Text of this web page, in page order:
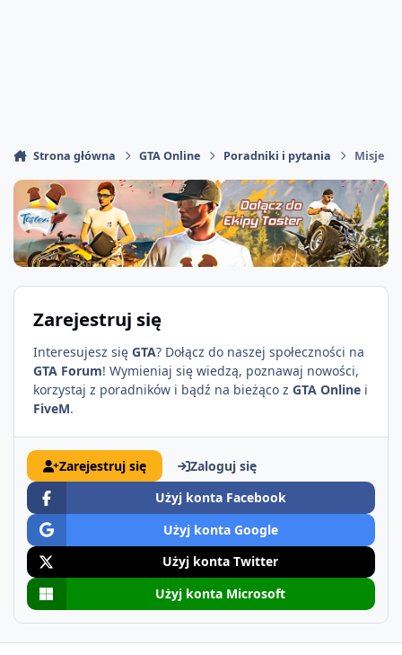
Strona główna GTA Online Poradniki i pytania Misje
Zarejestruj się
Interesujesz się GTA? Dołącz do naszej społeczności na
GTA Forum! Wymieniaj się wiedzą, poznawaj nowości,
korzystaj z poradników i bądź na bieżąco z GTA Online i
FiveM.
Zarejestruj się
Zaloguj się
Użyj konta Facebook
Użyj konta Google
Użyj konta Twitter
Użyj konta Microsoft